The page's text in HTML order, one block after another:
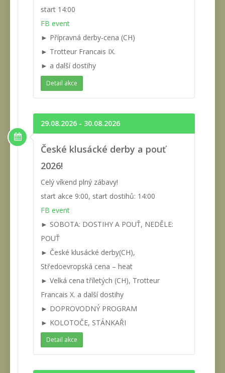
start 14:00
FB event
► Přípravná derby-cena (CH)
► Trotteur Francais IX.
► a další dostihy
Detail akce
29.08.2026 - 30.08.2026
České klusácké derby a pouť
2026!
Celý víkend plný zábavy!
start akce 9:00, start dostihů: 14:00
FB event
► SOBOTA: DOSTIHY A POUŤ, NEDĚLE:
POUŤ
► České klusácké derby(CH),
Středoevropská cena – heat
► Velká cena tříletých (CH), Trotteur
Francais X. a další dostihy
► DOPROVODNÝ PROGRAM
► KOLOTOČE, STÁNKAŘI
Detail akce